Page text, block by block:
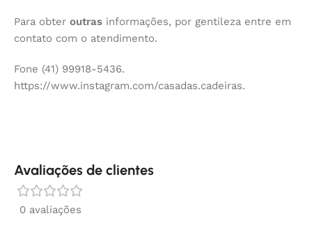
Para obter outras informações, por gentileza entre em
contato com o atendimento.
Fone (41) 99918-5436.
https://www.instagram.com/casadas.cadeiras.
Avaliações de clientes
0 avaliações